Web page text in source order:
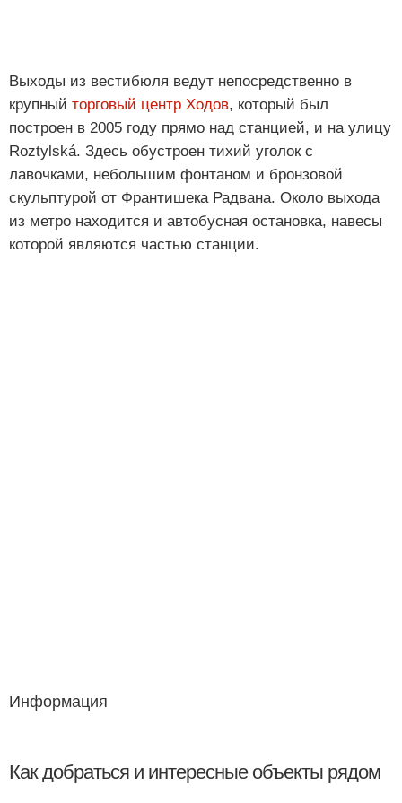
Выходы из вестибюля ведут непосредственно в
крупный торговый центр Ходов, который был
построен в 2005 году прямо над станцией, и на улицу
Roztylská. Здесь обустроен тихий уголок с
лавочками, небольшим фонтаном и бронзовой
скульптурой от Франтишека Радвана. Около выхода
из метро находится и автобусная остановка, навесы
которой являются частью станции.
Информация
Как добраться и интересные объекты рядом